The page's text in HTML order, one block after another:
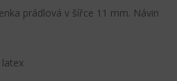
prádlová v šířce 11 mm. Návin
latex